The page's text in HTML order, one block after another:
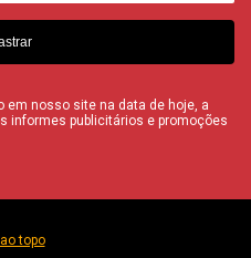
nosso site na data de hoje, a
informes publicitários e promoções
topo